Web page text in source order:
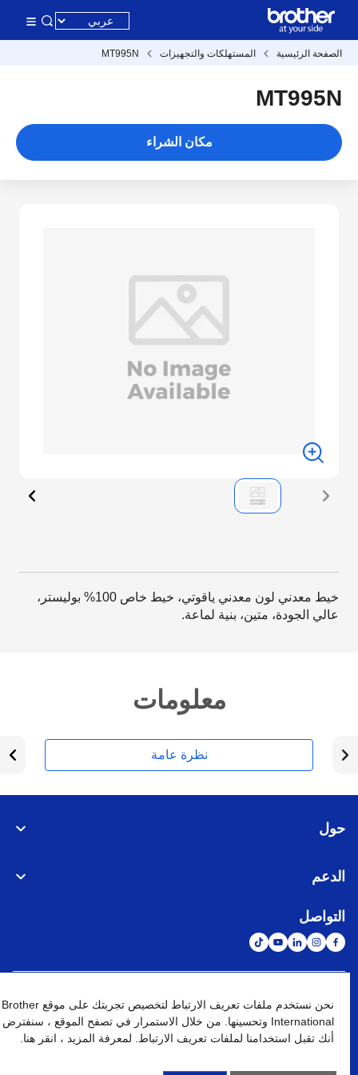
الصفحة الرئيسية المستهلكات والتجهيزات MT995N
MT995N
مكان الشراء
خيط معدني لون معدني ياقوتي، خيط خاص 100% بوليستر،
عالي الجودة، متين، بنية لماعة.
معلومات
نظرة عامة
حول
الدعم
التواصل
الشبكة العالمية
نهج الخصوصية شروط الإستخدام خريطة الموقع الإنتقال إلى الموقع العالمي
كافة الحقوق محفوظة. BROTHER INTERNATIONAL (GULF) FZE
نحن نستخدم ملفات تعريف الارتباط لتخصيص تجربتك على موقع Brother
International وتحسينها. من خلال الاستمرار في تصفح الموقع ، سنفترض
أنك تقبل استخدامنا لملفات تعريف الارتباط. لمعرفة المزيد ، انقر هنا.